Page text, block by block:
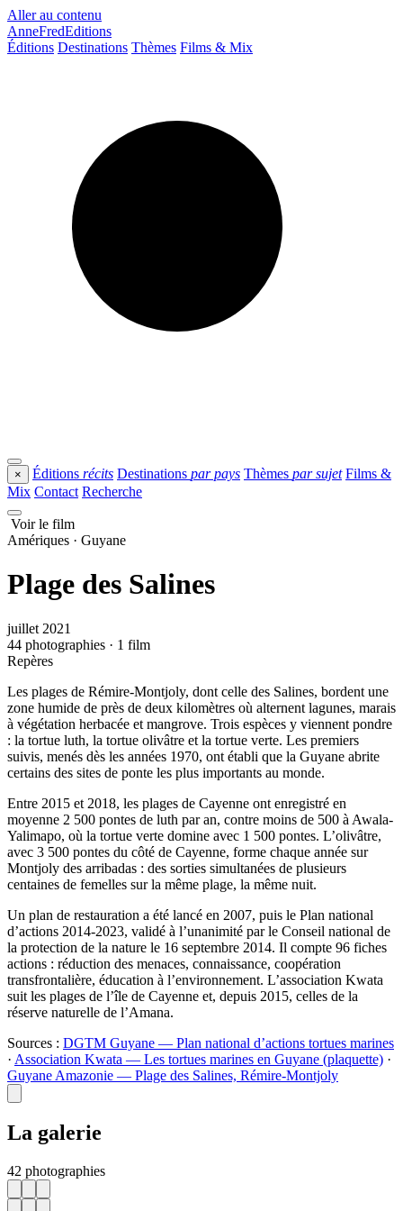
Aller au contenu
AnneFredEditions
Éditions Destinations Thèmes Films & Mix
× Éditions récits Destinations par pays Thèmes par sujet Films &
Mix Contact Recherche
Voir le film
Amériques · Guyane
Plage des Salines
juillet 2021
44 photographies · 1 film
Repères
Les plages de Rémire-Montjoly, dont celle des Salines, bordent une
zone humide de près de deux kilomètres où alternent lagunes, marais
à végétation herbacée et mangrove. Trois espèces y viennent pondre
: la tortue luth, la tortue olivâtre et la tortue verte. Les premiers
suivis, menés dès les années 1970, ont établi que la Guyane abrite
certains des sites de ponte les plus importants au monde.
Entre 2015 et 2018, les plages de Cayenne ont enregistré en
moyenne 2 500 pontes de luth par an, contre moins de 500 à Awala-
Yalimapo, où la tortue verte domine avec 1 500 pontes. L’olivâtre,
avec 3 500 pontes du côté de Cayenne, forme chaque année sur
Montjoly des arribadas : des sorties simultanées de plusieurs
centaines de femelles sur la même plage, la même nuit.
Un plan de restauration a été lancé en 2007, puis le Plan national
d’actions 2014-2023, validé à l’unanimité par le Conseil national de
la protection de la nature le 16 septembre 2014. Il compte 96 fiches
actions : réduction des menaces, connaissance, coopération
transfrontalière, éducation à l’environnement. L’association Kwata
suit les plages de l’île de Cayenne et, depuis 2015, celles de la
réserve naturelle de l’Amana.
Sources : DGTM Guyane — Plan national d’actions tortues marines
· Association Kwata — Les tortues marines en Guyane (plaquette) ·
Guyane Amazonie — Plage des Salines, Rémire-Montjoly
La galerie
42 photographies